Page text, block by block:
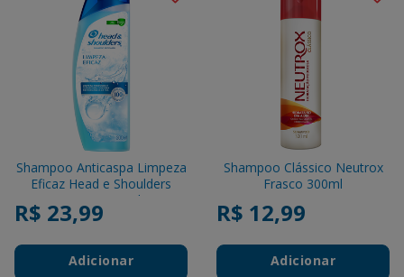
Shampoo Anticaspa Limpeza
Eficaz Head e Shoulders
Frasco 200ml
R$ 23,99
Adicionar
Shampoo Clássico Neutrox
Frasco 300ml
R$ 12,99
Adicionar